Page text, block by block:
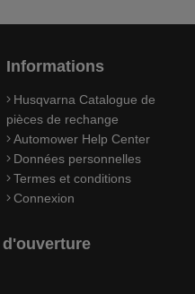
Informations
Husqvarna Catalogue de
pièces de rechange
Automower Help Center
Données personnelles
Termes et conditions
Connexion